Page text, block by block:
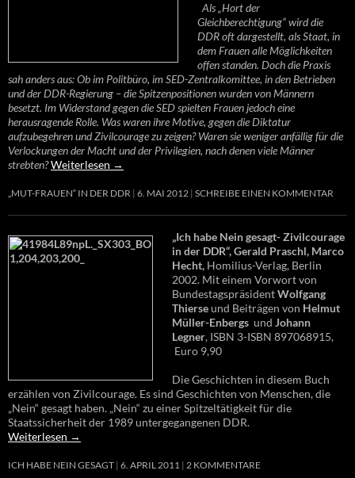
Als „Hort der
Gleichberechtigung“ wird die
DDR oft dargestellt, als Staat, in
dem Frauen alle Möglichkeiten
offen standen. Doch die Praxis
sah anders aus: Ob im Politbüro, im SED-Zentralkomittee, in den Betrieben
und der DDR-Regierung – die Spitzenpositionen wurden von Männern
besetzt. Im Widerstand gegen die SED spielten Frauen jedoch eine
herausragende Rolle. Was waren ihre Motive, gegen die Diktatur
aufzubegehren und Zivilcourage zu zeigen? Waren sie weniger anfällig für die
Verlockungen der Macht und der Privilegien, nach denen viele Männer
strebten?Weiterlesen →
„MUT-FRAUEN“ IN DER DDR 6. MAI 2012 SCHREIBE EINEN KOMMENTAR
„Ich habe Nein gesagt- Zivilcourage
in der DDR“, Gerald Praschl, Marco
Hecht, Homilius-Verlag, Berlin
2002. Mit einem Vorwort von
BundestagspräsidentWolfgang
Thierseund Beiträgen von Helmut
Müller-Enbergs und Johann
Legner, ISBN 3-ISBN 897068915,
Euro 9,90
Die Geschichten in diesem Buch
erzählen von Zivilcourage. Es sind Geschichten von Menschen, die
„Nein“ gesagt haben. „Nein“ zu einer Spitzeltätigkeit für die
Staatssicherheit der 1989 untergegangenen DDR.
Weiterlesen →
ICH HABE NEIN GESAGT 6. APRIL 2011 2 KOMMENTARE